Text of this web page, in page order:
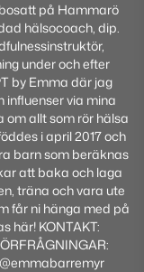
på Hammarö
hälsocoach, dip.
under och efter
by Emma där jag
influenser via mina
om allt som rör hälsa
i april 2017 och
barn som beräknas
att baka och laga
träna och vara ute
får ni hänga med på
här! KONTAKT: